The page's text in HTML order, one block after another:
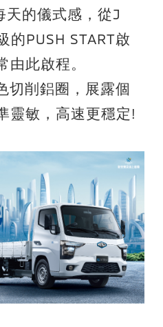
天的儀式感，從J
的PUSH START啟
由此啟程。
切削鋁圈，展露個
靈敏，高速更穩定!